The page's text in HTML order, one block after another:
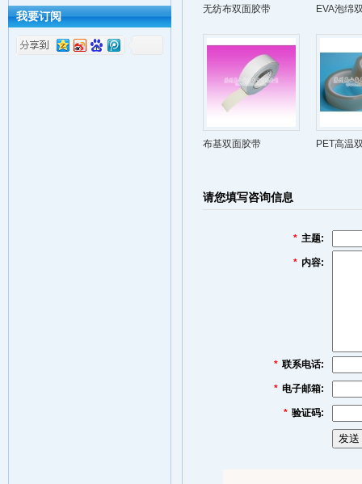
无纺布双面胶带 EVA泡绵
布基双面胶带 PET高温
请您填写咨询信息
* 主题:
* 内容:
* 联系电话:
* 电子邮箱:
* 验证码:
我要订阅